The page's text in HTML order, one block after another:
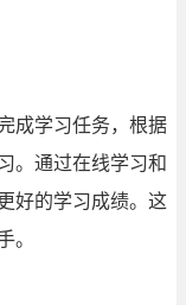
成学习任务，根据
。通过在线学习和
好的学习成绩。这